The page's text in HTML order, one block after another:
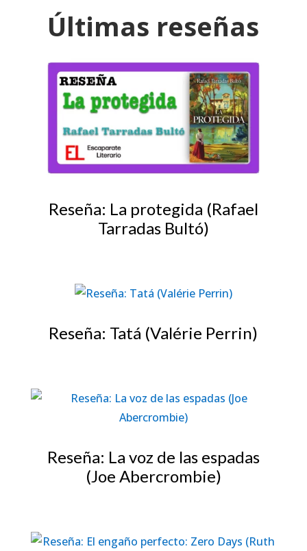
Últimas reseñas
Reseña: La protegida (Rafael
Tarradas Bultó)
Reseña: Tatá (Valérie Perrin)
Reseña: La voz de las espadas
(Joe Abercrombie)